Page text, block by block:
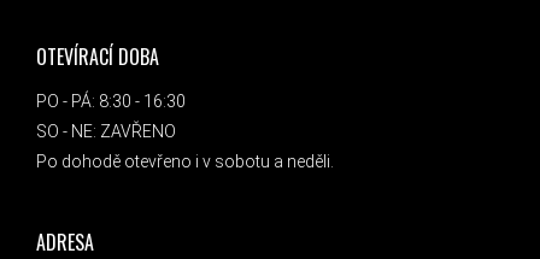
OTEVÍRACÍ DOBA
PO - PÁ: 8:30 - 16:30
SO - NE: ZAVŘENO
Po dohodě otevřeno i v sobotu a neděli.
ADRESA